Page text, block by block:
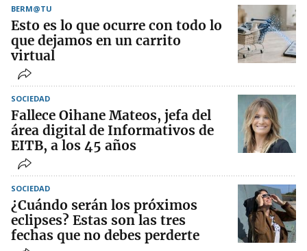
BERM@TU
Esto es lo que ocurre con todo lo
que dejamos en un carrito
virtual
SOCIEDAD
Fallece Oihane Mateos, jefa del
área digital de Informativos de
EITB, a los 45 años
SOCIEDAD
¿Cuándo serán los próximos
eclipses? Estas son las tres
fechas que no debes perderte